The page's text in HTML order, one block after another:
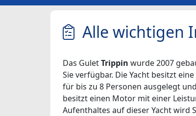
Alle wichtigen
Das GuletTrippin wurde 2007
Sie verfügbar. Die Yacht besitzt
für bis zu 8 Personen ausgelegt
besitzt einen Motor mit einer
Aufenthaltes auf dieser Yacht wird